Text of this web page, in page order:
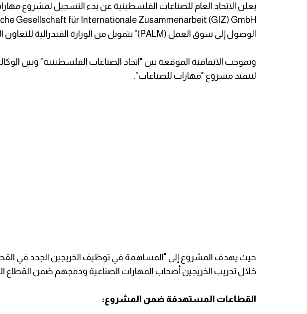
يعلن الاتحاد العام للصناعات الفلسطينية عن بدء التسجيل لمشروع
الوصول إلى سوق العمل (PALM)" بتمويل من الوزارة الفيدرالية للتعاون الاقتصادي والتنمية (BMZ).
لتنفيذ مشروع "مهارات للصناعات".
حيث يهدف المشروع إلى "المساهمة في توظيف الخريجين الجدد في
خلال تدريب الخريجين أصحاب المهارات الصناعية ودمجهم ضمن القطاع
القطاعات المستهدفة ضمن المشروع: